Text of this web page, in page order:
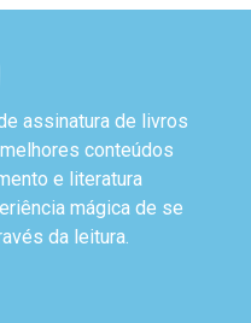
assinatura de livros
conteúdos
e literatura
mágica de se
da leitura.